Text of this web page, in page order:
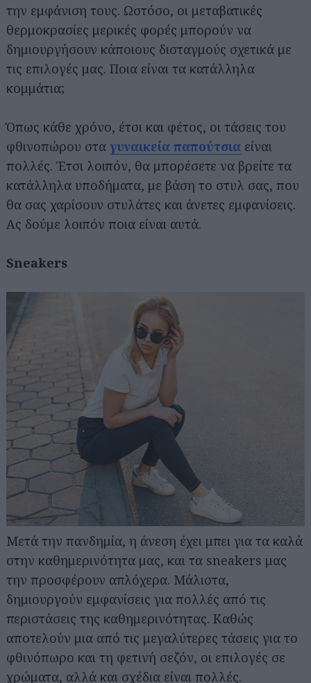
την εμφάνιση τους. Ωστόσο, οι μεταβατικές
θερμοκρασίες μερικές φορές μπορούν να
δημιουργήσουν κάποιους δισταγμούς σχετικά με
τις επιλογές μας. Ποια είναι τα κατάλληλα
κομμάτια;
Όπως κάθε χρόνο, έτσι και φέτος, οι τάσεις του
φθινοπώρου στα γυναικεία παπούτσια είναι
πολλές. Έτσι λοιπόν, θα μπορέσετε να βρείτε τα
κατάλληλα υποδήματα, με βάση το στυλ σας, που
θα σας χαρίσουν στυλάτες και άνετες εμφανίσεις.
Ας δούμε λοιπόν ποια είναι αυτά.
Sneakers
Μετά την πανδημία, η άνεση έχει μπει για τα καλά
στην καθημερινότητα μας, και τα sneakers μας
την προσφέρουν απλόχερα. Μάλιστα,
δημιουργούν εμφανίσεις για πολλές από τις
περιστάσεις της καθημερινότητας. Καθώς
αποτελούν μια από τις μεγαλύτερες τάσεις για το
φθινόπωρο και τη φετινή σεζόν, οι επιλογές σε
χρώματα, αλλά και σχέδια είναι πολλές.